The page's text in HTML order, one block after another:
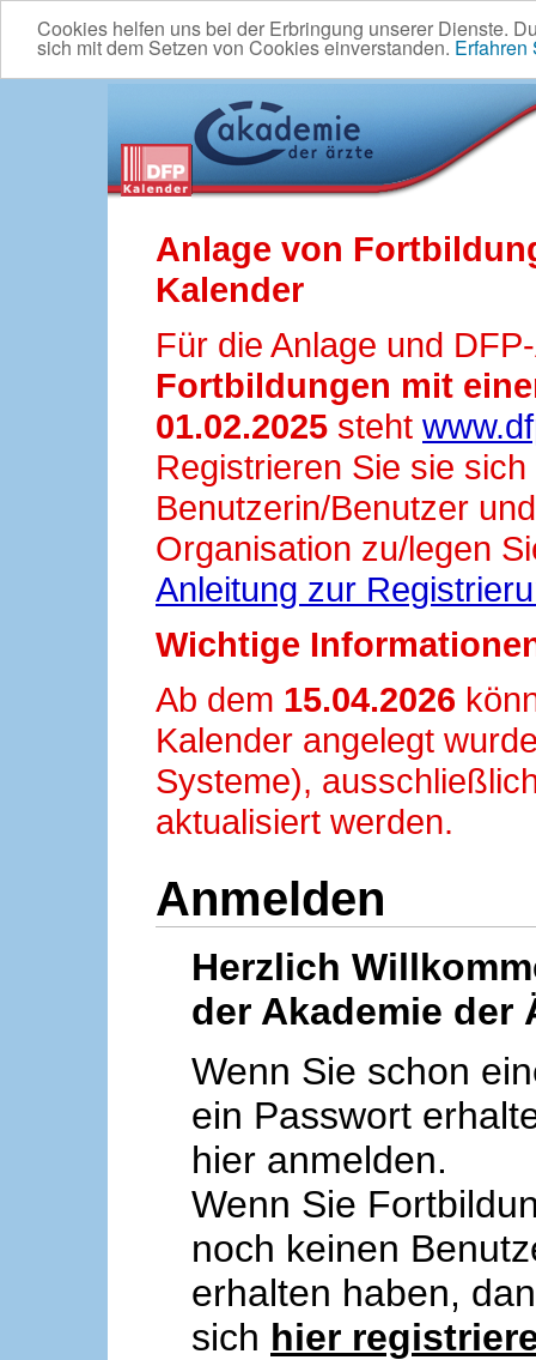
Cookies helfen uns bei der Erbringung unserer Dienste.
sich mit dem Setzen von Cookies einverstanden. Erfahren
Anlage von
Kalender
Für die Anlage und
Fortbildungen mit
01.02.2025 steht
Registrieren Sie sie
Benutzerin/Benutzer
Organisation zu/legen
Anleitung zur
Wichtige
Ab dem 15.04.2026
Kalender angelegt
Systeme),
aktualisiert werden.
Anmelden
Herzlich
der Akademie der
Wenn Sie schon
ein Passwort
hier anmelden.
Wenn Sie
noch keinen
erhalten haben,
sich hier